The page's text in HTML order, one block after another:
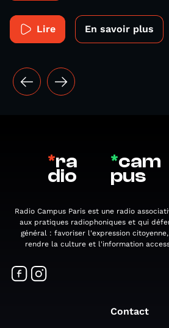
Lire En savoir plus
*ra
dio
*cam
pus
Radio Campus Paris est une radio
aux pratiques radiophoniques et qui
général : favoriser l'expression
rendre la culture et l'information
Contact